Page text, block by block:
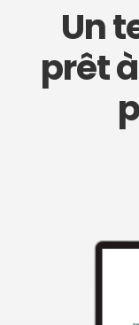
Un
prêt